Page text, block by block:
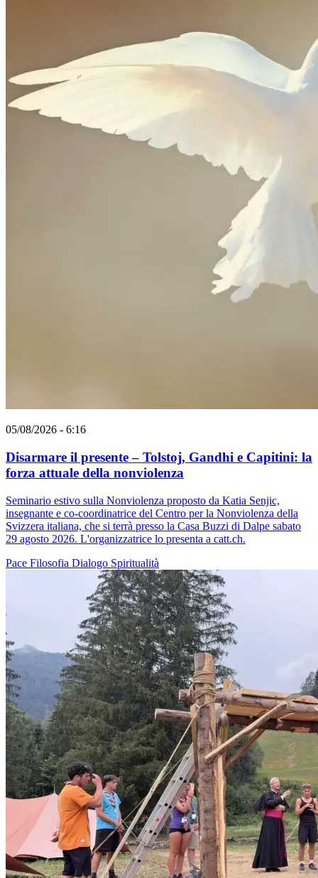
05/08/2026 - 6:16
Disarmare il presente – Tolstoj, Gandhi e Capitini: la
forza attuale della nonviolenza
Seminario estivo sulla Nonviolenza proposto da Katia Senjic,
insegnante e co-coordinatrice del Centro per la Nonviolenza della
Svizzera italiana, che si terrà presso la Casa Buzzi di Dalpe sabato
29 agosto 2026. L'organizzatrice lo presenta a catt.ch.
Pace Filosofia Dialogo Spiritualità